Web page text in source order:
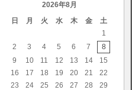
2026年8月
日
月 火 水 木 金
土
1
2
3 4 5 6 7
8
9
10 11 12 13 14
15
16
17 18 19 20 21
22
23
24 25 26 27 28
29